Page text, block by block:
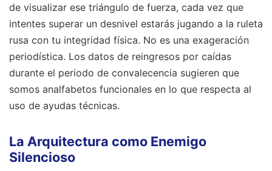
de visualizar ese triángulo de fuerza, cada vez que
intentes superar un desnivel estarás jugando a la ruleta
rusa con tu integridad física. No es una exageración
periodística. Los datos de reingresos por caídas
durante el periodo de convalecencia sugieren que
somos analfabetos funcionales en lo que respecta al
uso de ayudas técnicas.
La Arquitectura como Enemigo
Silencioso